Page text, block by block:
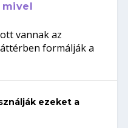
vannak az
formálják a
ezeket a